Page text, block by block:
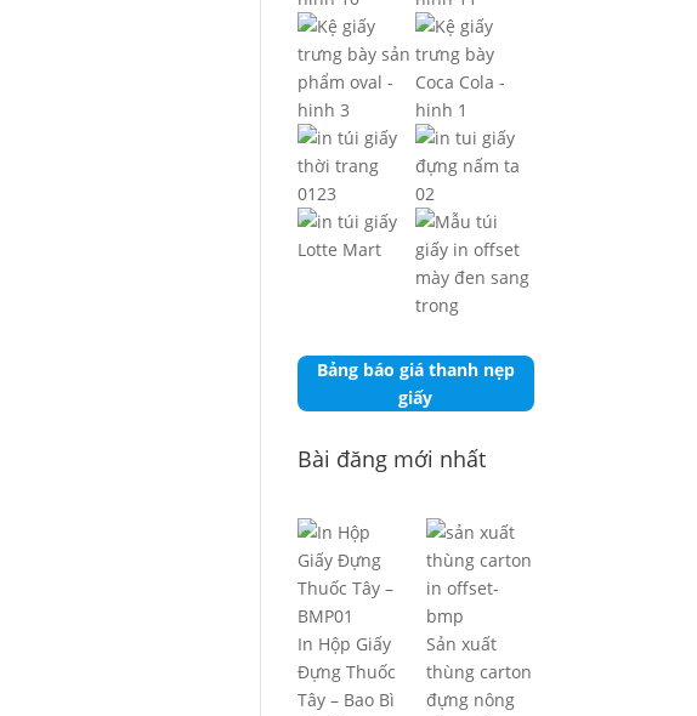
Bảng báo giá thanh nẹp
giấy
Bài đăng mới nhất
In Hộp Giấy
Đựng Thuốc
Tây – Bao Bì
Sản xuất
thùng carton
đựng nông